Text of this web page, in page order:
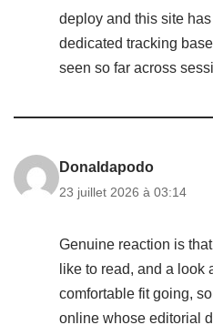
deploy and this site
dedicated tracking
seen so far across
Donaldapodo
23 juillet 2026 à 03:14
Genuine reaction is
like to read, and a look
comfortable fit going,
online whose editorial